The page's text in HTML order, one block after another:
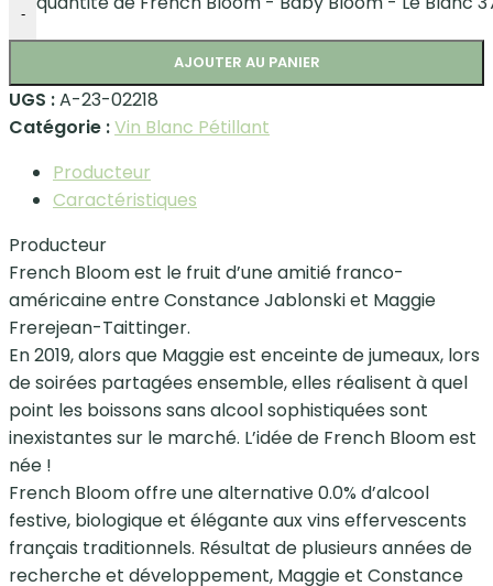
-
AJOUTER AU PANIER
UGS :A-23-02218
Catégorie :Vin Blanc Pétillant
Producteur
Caractéristiques
Producteur
French Bloom est le fruit d’une amitié franco-
américaine entre Constance Jablonski et Maggie
Frerejean-Taittinger.
En 2019, alors que Maggie est enceinte de jumeaux, lors
de soirées partagées ensemble, elles réalisent à quel
point les boissons sans alcool sophistiquées sont
inexistantes sur le marché. L’idée de French Bloom est
née !
French Bloom offre une alternative 0.0% d’alcool
festive, biologique et élégante aux vins effervescents
français traditionnels. Résultat de plusieurs années de
recherche et développement, Maggie et Constance